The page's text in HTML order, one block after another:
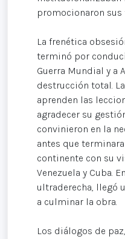
promocionaron sus
La frenética
terminó por
Guerra Mundial y a
destrucción total.
aprenden las
agradecer su
convinieron en la
antes que
continente con su
Venezuela y Cuba.
ultraderecha, llegó
a culminar la obra.
Los diálogos de